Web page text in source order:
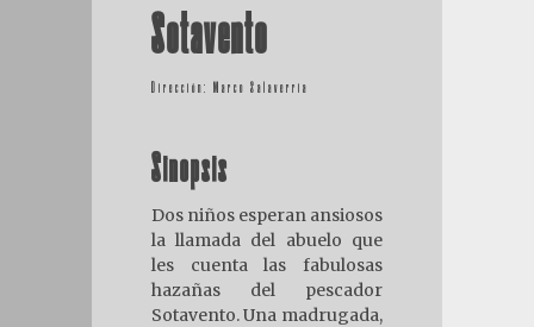
Sotavento
Dirección: Marco Salaverría
Sinopsis
Dos niños esperan ansiosos
la llamada del abuelo que
les cuenta las fabulosas
hazañas del pescador
Sotavento. Una madrugada,